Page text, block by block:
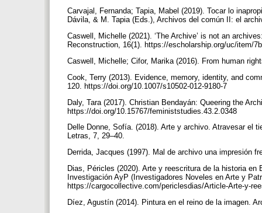
Carvajal, Fernanda; Tapia, Mabel (2019). Tocar lo
Dávila, & M. Tapia (Eds.), Archivos del común II: el
Caswell, Michelle (2021). ‘The Archive’ is not an
Reconstruction, 16(1). https://escholarship.org/uc/item/
Caswell, Michelle; Cifor, Marika (2016). From human
Cook, Terry (2013). Evidence, memory, identity, and
120. https://doi.org/10.1007/s10502-012-9180-7
Daly, Tara (2017). Christian Bendayán: Queering the
https://doi.org/10.15767/feministstudies.43.2.0348
Delle Donne, Sofía. (2018). Arte y archivo. Atravesar el
Letras, 7, 29–40.
Derrida, Jacques (1997). Mal de archivo una impresión
Dias, Péricles (2020). Arte y reescritura de la historia
Investigación AyP (Investigadores Noveles en Arte y
https://cargocollective.com/periclesdias/Article-Arte-y-
Díez, Agustín (2014). Pintura en el reino de la imagen.